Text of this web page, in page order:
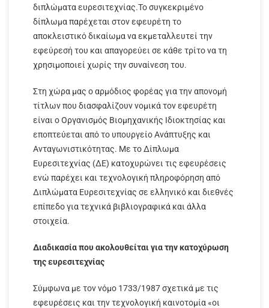
διπλώματα ευρεσιτεχνίας.Το συγκεκριμένο
δίπλωμα παρέχεται στον εφευρέτη το
αποκλειστικό δικαίωμα να εκμεταλλευτεί την
εφεύρεσή του και απαγορεύει σε κάθε τρίτο να τη
χρησιμοποιεί χωρίς την συναίνεση του.
Στη χώρα μας ο αρμόδιος φορέας για την απονομή
τίτλων που διασφαλίζουν νομικά τον εφευρέτη
είναι ο Οργανισμός Βιομηχανικής Ιδιοκτησίας και
εποπτεύεται από το υπουργείο Ανάπτυξης και
Ανταγωνιστικότητας. Με το Δίπλωμα
Ευρεσιτεχνίας (ΔΕ) κατοχυρώνει τις εφευρέσεις
ενώ παρέχει και τεχνολογική πληροφόρηση από
Διπλώματα Ευρεσιτεχνίας σε ελληνικό και διεθνές
επίπεδο για τεχνικά βιβλιογραφικά και άλλα
στοιχεία.
Διαδικασία που ακολουθείται για την κατοχύρωση
της ευρεσιτεχνίας
Σύμφωνα με τον νόμο 1733/1987 σχετικά με τις
εφευρέσεις και την τεχνολογική καινοτομία «οι